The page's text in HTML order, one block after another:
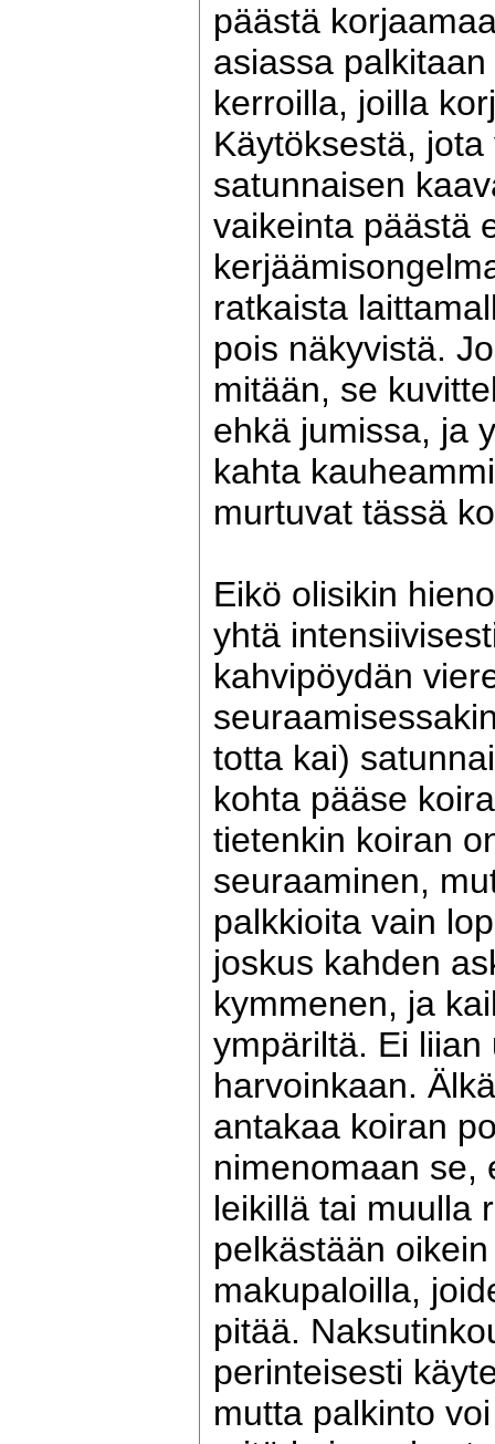
päästä
asiassa
kerroilla, joilla
Käytöksestä,
satunnaisen
vaikeinta päästä
ratkaista
pois näkyvistä.
mitään, se
ehkä jumissa, ja
kahta
murtuvat tässä
Eikö olisikin
yhtä
kahvipöydän
totta kai)
kohta pääse
tietenkin koiran
seuraaminen,
palkkioita vain
joskus kahden
kymmenen, ja
ympäriltä. Ei
harvoinkaan.
antakaa koiran
nimenomaan se,
leikillä tai muulla
pelkästään
makupaloilla,
pitää.
perinteisesti
mutta palkinto